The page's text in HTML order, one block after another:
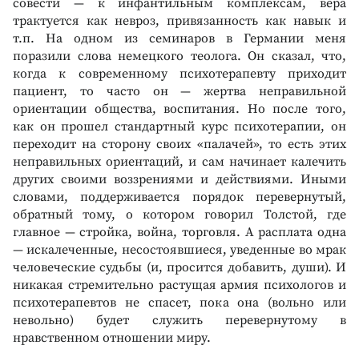
совести — к инфантильным комплексам, вера
трактуется как невроз, привязанность как навык и
т.п. На одном из семинаров в Германии меня
поразили слова немецкого теолога. Он сказал, что,
когда к современному психотерапевту приходит
пациент, то часто он — жертва неправильной
ориентации общества, воспитания. Но после того,
как он прошел стандартный курс психотерапии, он
переходит на сторону своих «палачей», то есть этих
неправильных ориентаций, и сам начинает калечить
других своими воззрениями и действиями. Иными
словами, поддерживается порядок перевернутый,
обратный тому, о котором говорил Толстой, где
главное — стройка, война, торговля. А расплата одна
— искалеченные, несостоявшиеся, уведенные во мрак
человеческие судьбы (и, просится добавить, души). И
никакая стремительно растущая армия психологов и
психотерапевтов не спасет, пока она (вольно или
невольно) будет служить перевернутому в
нравственном отношении миру.